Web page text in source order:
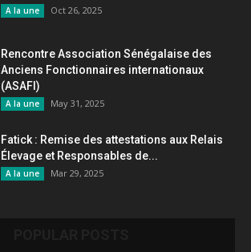
A la une Oct 26, 2025
Rencontre Association Sénégalaise des
Anciens Fonctionnaires internationaux
(ASAFI)
A la une May 31, 2025
Fatick : Remise des attestations aux Relais
Élevage et Responsables de...
A la une Mar 29, 2025